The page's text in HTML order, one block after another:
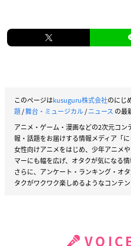
このページはkusuguru株式会社のにじ
題/舞台・ミュージカル/ニュース の最
アニメ・ゲーム・漫画などの2次元コ
報・話題をお届けする情報メディア「に
女性向けアニメをはじめ、少年アニメ
マーにも幅を広げ、オタクが気になる
さらに、アンケート・ランキング・オ
タクがワクワク楽しめるようなコンテン